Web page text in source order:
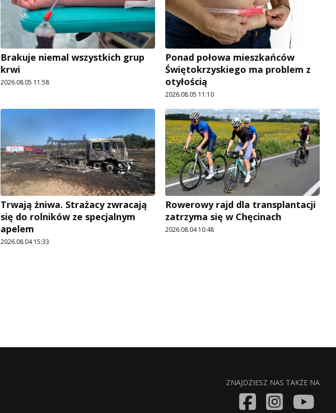
Brakuje niemal wszystkich grup
krwi
2026.08.05 11:58
Ponad połowa mieszkańców
Świętokrzyskiego ma problem z
otyłością
2026.08.05 11:10
Trwają żniwa. Strażacy zwracają
się do rolników ze specjalnym
apelem
2026.08.04 15:33
Rowerowy rajd dla transplantacji
zatrzyma się w Chęcinach
2026.08.04 10:48
ZNAJDZIESZ NAS TAKŻE NA